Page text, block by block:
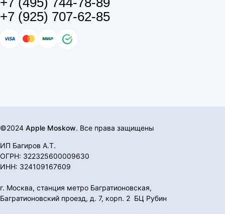
+7 (925) 707-62-85
©2024 Apple Moskow. Все права защищены
ИП Багиров А.Т.
ОГРН: 322325600009630
ИНН: 324109167609
г. Москва, станция метро Багратионовская,
Багратионовский проезд, д. 7, корп. 2 БЦ Рубин